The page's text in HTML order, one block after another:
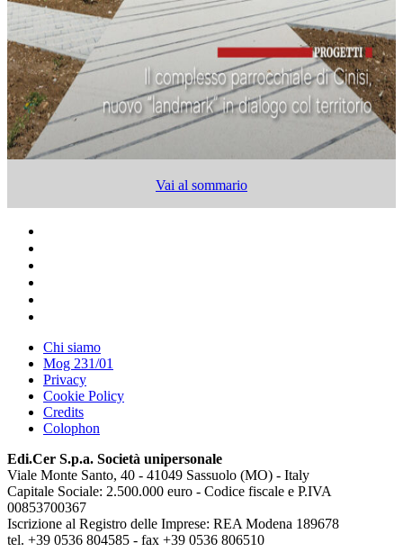
Vai al sommario
Chi siamo
Mog 231/01
Privacy
Cookie Policy
Credits
Colophon
Edi.Cer S.p.a. Società unipersonale
Viale Monte Santo, 40 - 41049 Sassuolo (MO) - Italy
Capitale Sociale: 2.500.000 euro - Codice fiscale e P.IVA
00853700367
Iscrizione al Registro delle Imprese: REA Modena 189678
tel. +39 0536 804585 - fax +39 0536 806510